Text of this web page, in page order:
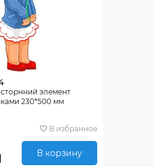
элемент
230*500 мм
В избранное
В корзину